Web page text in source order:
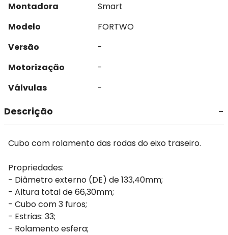
Montadora
Smart
Modelo
FORTWO
Versão
-
Motorização
-
Válvulas
-
Descrição
Cubo com rolamento das rodas do eixo traseiro.
Propriedades:
- Diâmetro externo (DE) de 133,40mm;
- Altura total de 66,30mm;
- Cubo com 3 furos;
- Estrias: 33;
- Rolamento esfera;